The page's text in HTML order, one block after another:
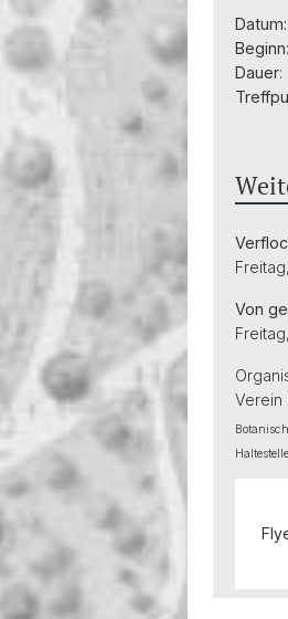
Datum:
Beginn
Dauer
Von
Verein